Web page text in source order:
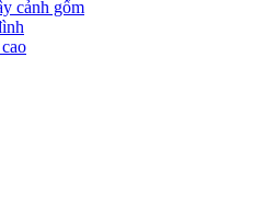
cảnh gốm